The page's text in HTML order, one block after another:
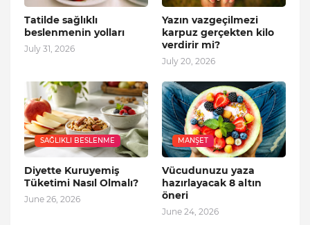
Tatilde sağlıklı
beslenmenin yolları
July 31, 2026
Yazın vazgeçilmezi
karpuz gerçekten kilo
verdirir mi?
July 20, 2026
SAĞLIKLI BESLENME
Diyette Kuruyemiş
Tüketimi Nasıl Olmalı?
June 26, 2026
MANŞET
Vücudunuzu yaza
hazırlayacak 8 altın
öneri
June 24, 2026